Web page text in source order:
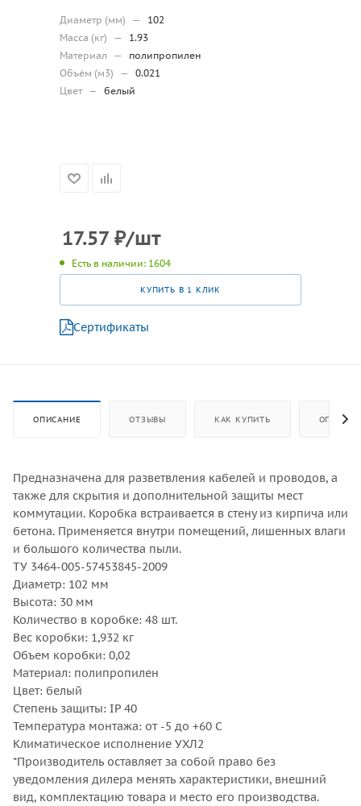
Диаметр (мм) —
102
Масса (кг)
—
1.93
Материал
—
полипропилен
Объём (м3)
— 0.021
Цвет — белый
17.57 ₽/шт
Есть в наличии: 1604
КУПИТЬ В 1 КЛИК
Сертификаты
ОПИСАНИЕ ОТЗЫВЫ КАК КУПИТЬ ОПЛАТА
Предназначена для разветвления кабелей и проводов, а
также для скрытия и дополнительной защиты мест
коммутации. Коробка встраивается в стену из кирпича или
бетона. Применяется внутри помещений, лишенных влаги
и большого количества пыли.
ТУ 3464-005-57453845-2009
Диаметр: 102 мм
Высота: 30 мм
Количество в коробке: 48 шт.
Вес коробки: 1,932 кг
Объем коробки: 0,02
Материал: полипропилен
Цвет: белый
Степень защиты: IP 40
Температура монтажа: от -5 до +60 С
Климатическое исполнение УХЛ2
*Производитель оставляет за собой право без
уведомления дилера менять характеристики, внешний
вид, комплектацию товара и место его производства.